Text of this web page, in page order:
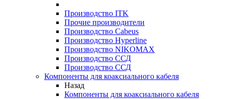
Производство ITK
Прочие производители
Производство Cabeus
Производство Hyperline
Производство NIKOMAX
Производство ССД
Производство ССД
Компоненты для коаксиального кабеля
Назад
Компоненты для коаксиального кабеля